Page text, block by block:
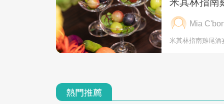
熱門推薦